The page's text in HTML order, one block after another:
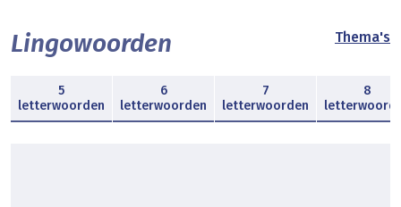
Lingowoorden Thema's
5
letterwoorden
6
letterwoorden
7
letterwoorden
8